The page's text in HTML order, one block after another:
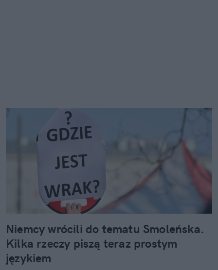
Niemcy wrócili do tematu Smoleńska.
Kilka rzeczy piszą teraz prostym
językiem